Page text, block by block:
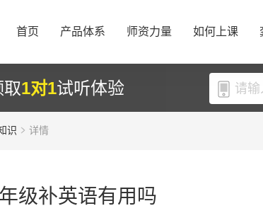
首页 产品体系 师资力量 如何上课
取1对1试听体验
识 详情
级补英语有用吗